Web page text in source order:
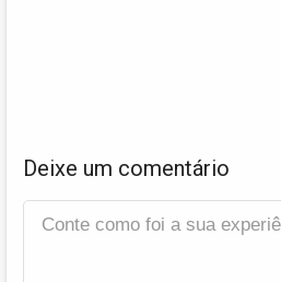
Deixe um comentário